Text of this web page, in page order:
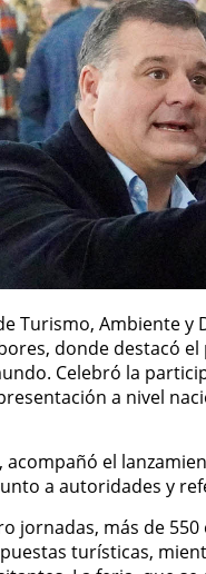
Turismo, Ambiente y
donde destacó
Celebró la
a nivel
acompañó el
a autoridades y
jornadas, más de
turísticas,